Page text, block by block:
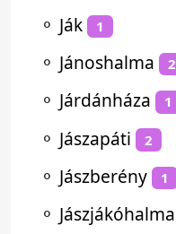
⚬ Ják 1
⚬ Jánoshalma 2
⚬ Járdánháza 1
⚬ Jászapáti 2
⚬ Jászberény 1
⚬ Jászjákóhalma